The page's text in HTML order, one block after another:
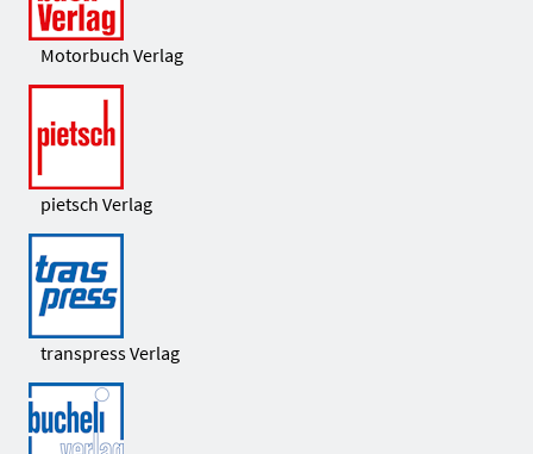
Motorbuch Verlag
pietsch Verlag
transpress Verlag